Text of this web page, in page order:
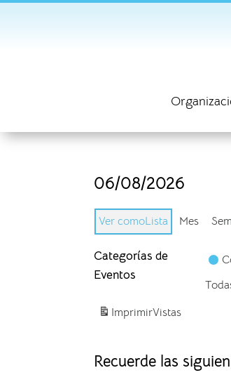
06/08/2026
Ver comoLista Mes
Categorías de
Eventos
ImprimirVistas
Recuerde las